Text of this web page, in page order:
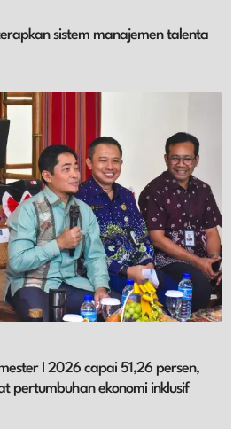
sistem manajemen talenta
I 2026 capai 51,26 persen,
pertumbuhan ekonomi inklusif